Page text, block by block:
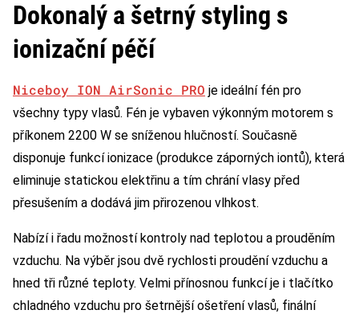
Dokonalý a šetrný styling s
ionizační péčí
Niceboy ION AirSonic PRO je ideální fén pro
všechny typy vlasů. Fén je vybaven výkonným motorem s
příkonem 2200 W se sníženou hlučností. Současně
disponuje funkcí ionizace (produkce záporných iontů), která
eliminuje statickou elektřinu a tím chrání vlasy před
přesušením a dodává jim přirozenou vlhkost.
Nabízí i řadu možností kontroly nad teplotou a prouděním
vzduchu. Na výběr jsou dvě rychlosti proudění vzduchu a
hned tři různé teploty. Velmi přínosnou funkcí je i tlačítko
chladného vzduchu pro šetrnější ošetření vlasů, finální